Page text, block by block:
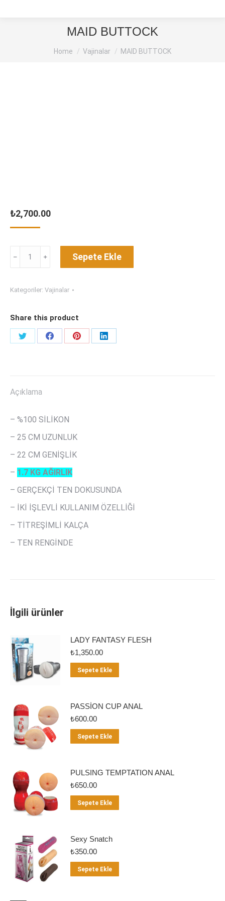
MAID BUTTOCK
You are here:
Home Vajinalar MAID BUTTOCK
₺2,700.00
Sepete Ekle
Kategoriler: Vajinalar
Share this product
Share
Share
Share
Share
Açıklama
– %100 SİLİKON
– 25 CM UZUNLUK
– 22 CM GENİŞLİK
– 1.7 KG AĞIRLIK
– GERÇEKÇİ TEN DOKUSUNDA
– İKİ İŞLEVLİ KULLANIM ÖZELLİĞİ
– TİTREŞİMLİ KALÇA
– TEN RENGİNDE
İlgili ürünler
LADY FANTASY FLESH
₺1,350.00
Sepete Ekle
PASSİON CUP ANAL
₺600.00
Sepete Ekle
PULSING TEMPTATION ANAL
₺650.00
Sepete Ekle
Sexy Snatch
₺350.00
Sepete Ekle